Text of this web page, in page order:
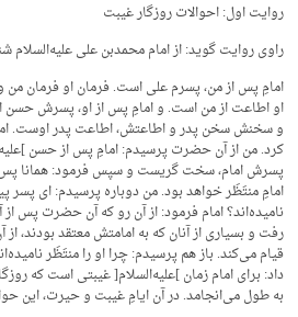
روایت اول: احوالات روزگار غیبت
راوی روایت گوید: از امام محمدبن علی علیه‌السلام
امامِ پس از من، پسرم علی است. فرمان او فرمان
او اطاعت از من است. و امامِ پس از او، پسرش حسن
و سخنش سخن پدر و اطاعتش، اطاعت پدر اوست.
کرد. من از آن حضرت پرسیدم: امامِ پس از حسن
پسرش امام، سخت گریست و سپس فرمود: همانا
امامِ منتَظَر خواهد بود. من دوباره پرسیدم: ای پسر
نامیده‌اند؟ امام فرمود: از آن رو که آن حضرت پس از
رفت و بسیاری از آنان که به امامتش معتقد بودند، از
قیام می‌کند. باز هم پرسیدم: چرا او را منتَظَر
داد: برای امام زمان ]علیه‌السلام[ غیبتی است که
به طول می‌انجامد. در آن ایامِ غیبت و حیرت، این